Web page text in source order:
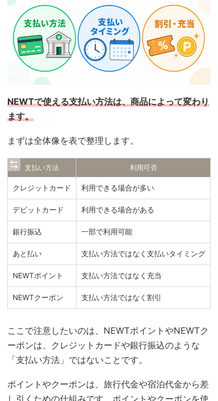
NEWTで使える支払い方法は、商品によって変わり
ます。
まずは全体像を表で整理します。
支払い方法 利用可否
クレジットカード 利用できる場合が多い
デビットカード 利用できる場合がある
銀行振込 一部で利用可能
あと払い 支払い方法ではなく支払いタイミング
NEWTポイント 支払い方法ではなく充当
NEWTクーポン 支払い方法ではなく割引
ここで注意したいのは、NEWTポイントやNEWTク
ーポンは、クレジットカードや銀行振込のような
「支払い方法」ではないことです。
ポイントやクーポンは、旅行代金や宿泊代金から差